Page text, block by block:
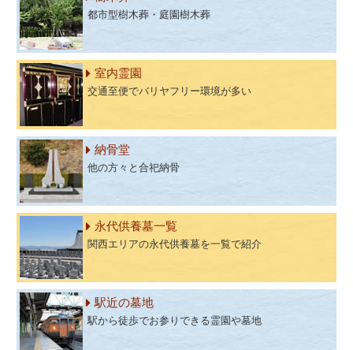
都市型樹木葬・庭園樹木葬
室内霊園
交通至便でバリヤフリー環境が多い
納骨堂
他の方々と合祀納骨
永代供養墓一覧
関西エリアの永代供養墓を一覧で紹介
駅近の墓地
駅から徒歩でお参りできる霊園や墓地